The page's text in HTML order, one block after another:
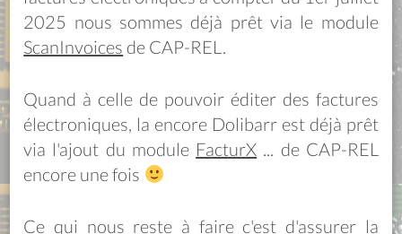
2025 nous sommes déjà prêt via le module
ScanInvoices de CAP-REL.
Quand à celle de pouvoir éditer des factures
électroniques, la encore Dolibarr est déjà prêt
via l'ajout du module FacturX ... de CAP-REL
encore une fois
Ce qui nous reste à faire c'est d'assurer la